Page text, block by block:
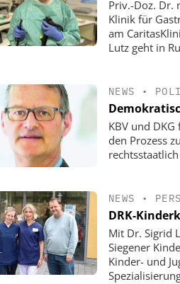
Priv.-Doz. Dr.
Klinik für
am
Lutz geht in
NEWS •
KBV und
den Prozess
NEWS •
DRK-
Mit Dr. Sigrid
Siegener
Kinder- und